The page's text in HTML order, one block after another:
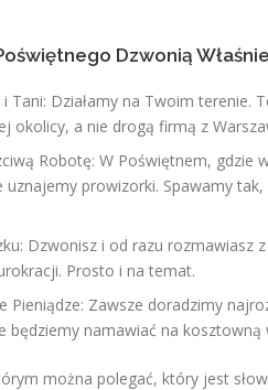
Dzwonią
Tani: Działamy na Twoim terenie.
okolicy, a nie drogą firmą z
Robotę: W Poświętnem, gdzie
uznajemy prowizorki. Spawamy
Dzwonisz i od razu rozmawiasz
Prosto i na temat.
Pieniądze: Zawsze doradzimy
będziemy namawiać na kosztowną
można polegać, który jest